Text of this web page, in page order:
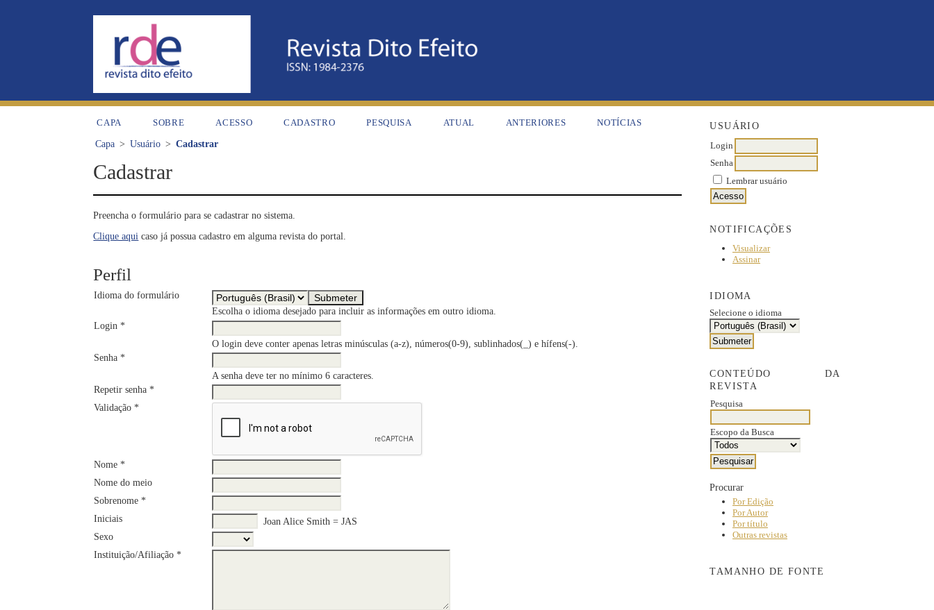
USUÁRIO
Login
Senha
Lembrar usuário
NOTIFICAÇÕES
Visualizar
Assinar
IDIOMA
Selecione o idioma
CONTEÚDO DA
REVISTA
Pesquisa
Escopo da Busca
Procurar
Por Edição
Por Autor
Por título
Outras revistas
TAMANHO DE FONTE
CAPA SOBRE ACESSO CADASTRO PESQUISA ATUAL ANTERIORES NOTÍCIAS
Capa > Usuário > Cadastrar
Cadastrar
Preencha o formulário para se cadastrar no sistema.
Clique aqui caso já possua cadastro em alguma revista do portal.
Perfil
Idioma do formulário
Escolha o idioma desejado para incluir as informações em outro idioma.
Login *
O login deve conter apenas letras minúsculas (a-z), números(0-9), sublinhados(_) e hífens(-).
Senha *
A senha deve ter no mínimo 6 caracteres.
Repetir senha *
Validação *
Nome *
Nome do meio
Sobrenome *
Iniciais
Joan Alice Smith = JAS
Sexo
Instituição/Afiliação *